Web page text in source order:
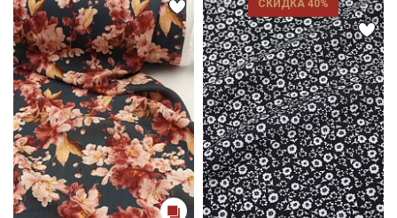
припуски на швы и использовать иглы и нитки для легких
видов ткани.
Уход:
- стирка до 30C режим "ручной стирки"
- запрещены отбеливатели
- сушить в подвешенном и расправленном состоянии
- гладить на низкой температуре (с изнанки).
Цветопередача может отличаться от оригинального цвета
ткани в зависимости от настроек вашего монитора и в
зависимости от партии.
СКИДКА 40%
Секретная рассылка от Купава
Мы публикуем здесь дополнительные
промокоды и скидки до 30% на узкие